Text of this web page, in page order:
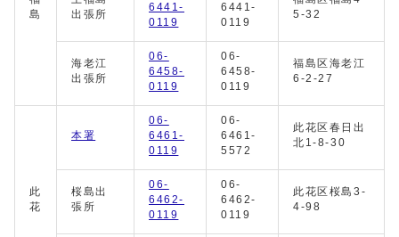
島
出張所
6441-
0119
6441-
0119
5-32
海老江
出張所
06-
6458-
0119
06-
6458-
0119
福島区海老江
6-2-27
此
花
本署
06-
6461-
0119
06-
6461-
5572
此花区春日出
北1-8-30
桜島出
張所
06-
6462-
0119
06-
6462-
0119
此花区桜島3-
4-98